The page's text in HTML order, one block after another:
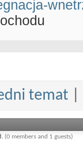
temat
(0 members and 1 guests)